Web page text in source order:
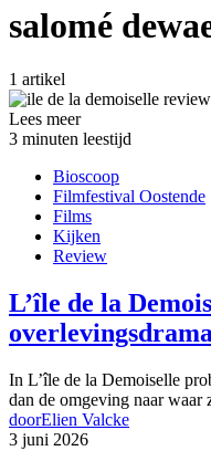
salomé
1 artikel
Lees meer
3 minuten leestijd
Bioscoop
Filmfestival Oostende
Films
Kijken
Review
L’île de la
In L’île de la Demoiselle
dan de omgeving naar
doorElien Valcke
3 juni 2026